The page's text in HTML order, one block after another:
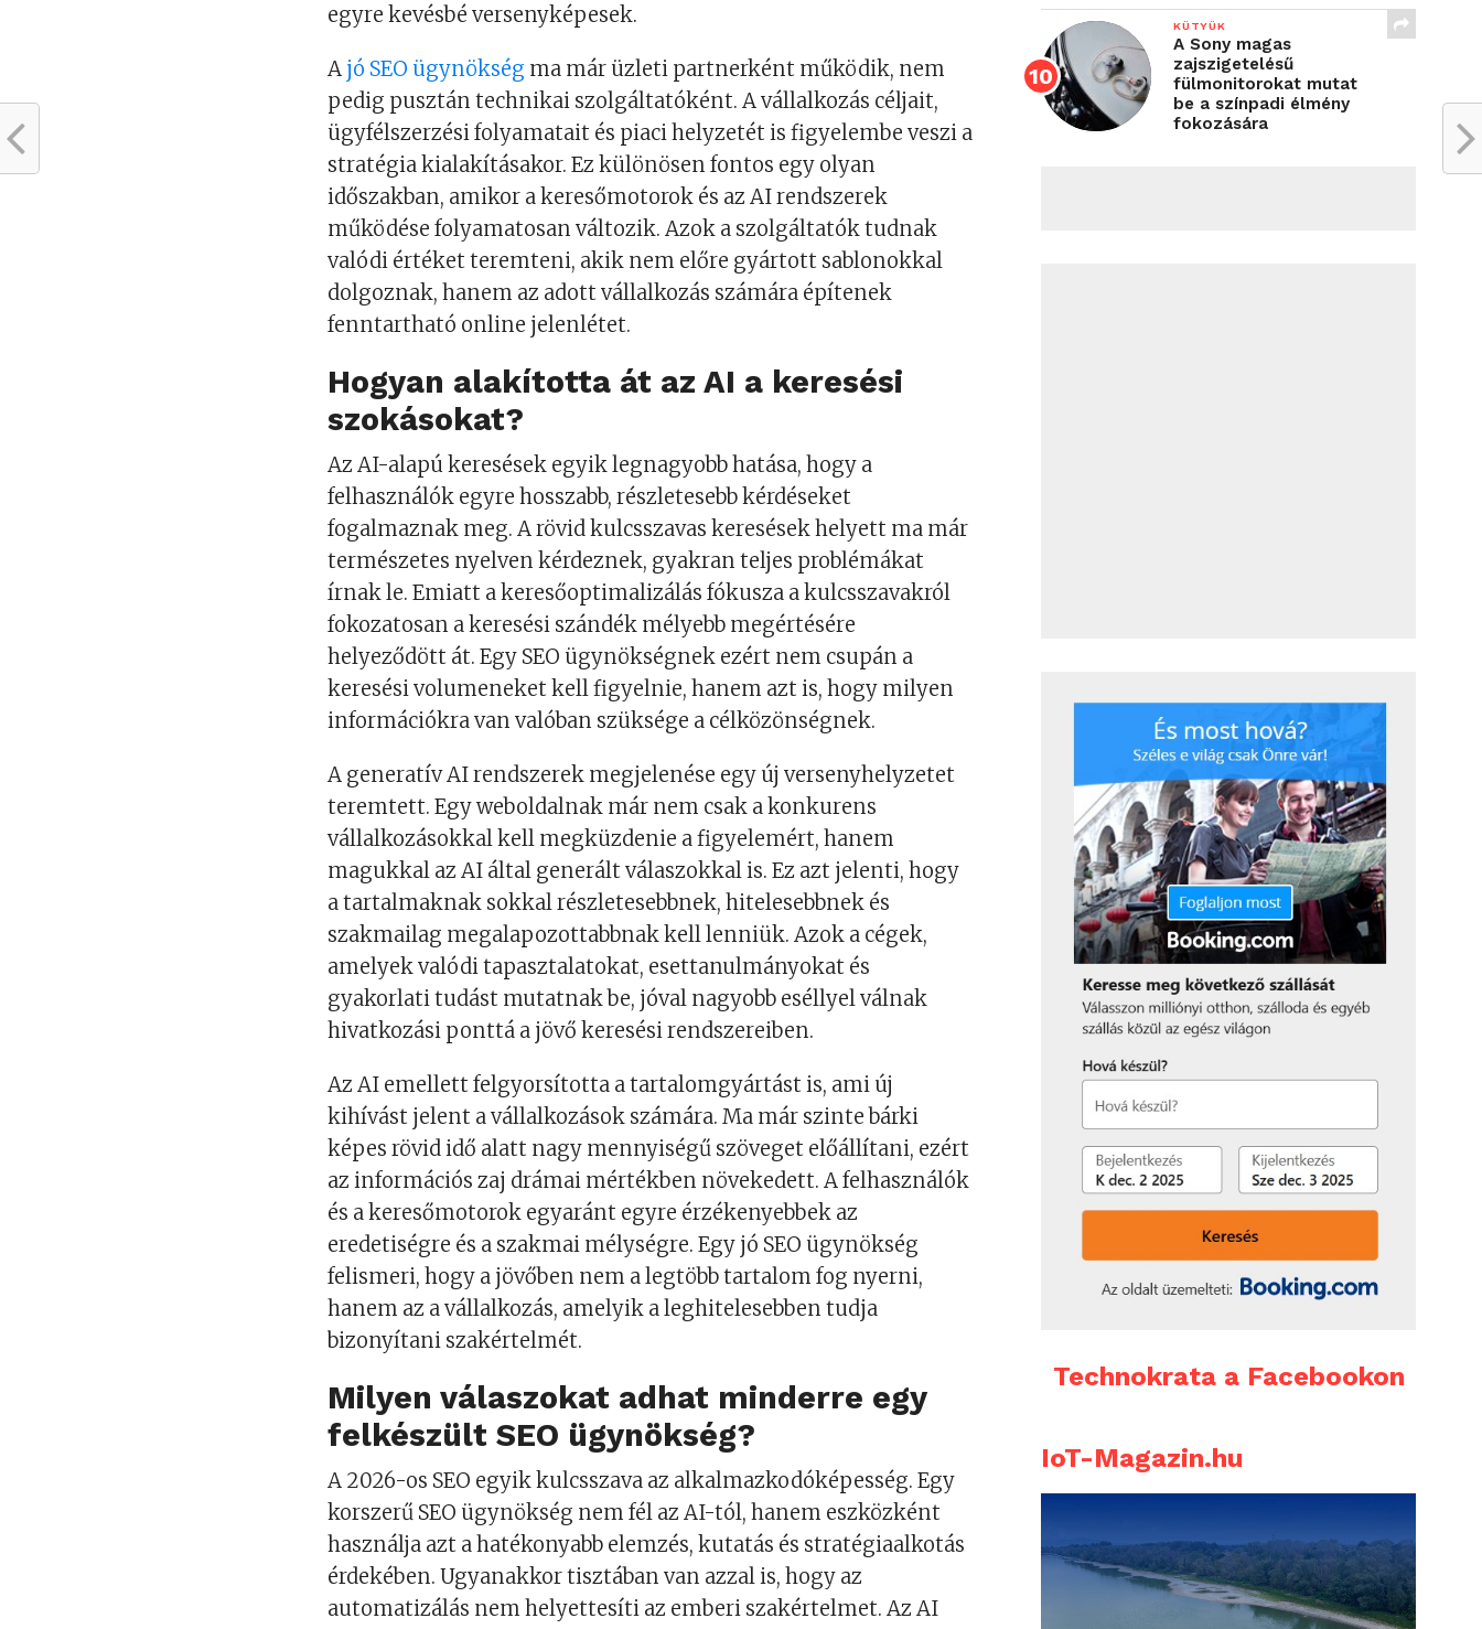
egyre kevésbé versenyképesek.
A jó SEO ügynökség ma már üzleti partnerként működik, nem
pedig pusztán technikai szolgáltatóként. A vállalkozás céljait,
ügyfélszerzési folyamatait és piaci helyzetét is figyelembe veszi a
stratégia kialakításakor. Ez különösen fontos egy olyan
időszakban, amikor a keresőmotorok és az AI rendszerek
működése folyamatosan változik. Azok a szolgáltatók tudnak
valódi értéket teremteni, akik nem előre gyártott sablonokkal
dolgoznak, hanem az adott vállalkozás számára építenek
fenntartható online jelenlétet.
Hogyan alakította át az AI a keresési
szokásokat?
Az AI-alapú keresések egyik legnagyobb hatása, hogy a
felhasználók egyre hosszabb, részletesebb kérdéseket
fogalmaznak meg. A rövid kulcsszavas keresések helyett ma már
természetes nyelven kérdeznek, gyakran teljes problémákat
írnak le. Emiatt a keresőoptimalizálás fókusza a kulcsszavakról
fokozatosan a keresési szándék mélyebb megértésére
helyeződött át. Egy SEO ügynökségnek ezért nem csupán a
keresési volumeneket kell figyelnie, hanem azt is, hogy milyen
információkra van valóban szüksége a célközönségnek.
A generatív AI rendszerek megjelenése egy új versenyhelyzetet
teremtett. Egy weboldalnak már nem csak a konkurens
vállalkozásokkal kell megküzdenie a figyelemért, hanem
magukkal az AI által generált válaszokkal is. Ez azt jelenti, hogy
a tartalmaknak sokkal részletesebbnek, hitelesebbnek és
szakmailag megalapozottabbnak kell lenniük. Azok a cégek,
amelyek valódi tapasztalatokat, esettanulmányokat és
gyakorlati tudást mutatnak be, jóval nagyobb eséllyel válnak
hivatkozási ponttá a jövő keresési rendszereiben.
Az AI emellett felgyorsította a tartalomgyártást is, ami új
kihívást jelent a vállalkozások számára. Ma már szinte bárki
képes rövid idő alatt nagy mennyiségű szöveget előállítani, ezért
az információs zaj drámai mértékben növekedett. A felhasználók
és a keresőmotorok egyaránt egyre érzékenyebbek az
eredetiségre és a szakmai mélységre. Egy jó SEO ügynökség
felismeri, hogy a jövőben nem a legtöbb tartalom fog nyerni,
hanem az a vállalkozás, amelyik a leghitelesebben tudja
bizonyítani szakértelmét.
Milyen válaszokat adhat minderre egy
felkészült SEO ügynökség?
A 2026-os SEO egyik kulcsszava az alkalmazkodóképesség. Egy
korszerű SEO ügynökség nem fél az AI-tól, hanem eszközként
használja azt a hatékonyabb elemzés, kutatás és stratégiaalkotás
érdekében. Ugyanakkor tisztában van azzal is, hogy az
automatizálás nem helyettesíti az emberi szakértelmet. Az AI
KÜTYÜK
A Sony magas
zajszigetelésű
fülmonitorokat mutat
be a színpadi élmény
fokozására
Technokrata a Facebookon
IoT-Magazin.hu